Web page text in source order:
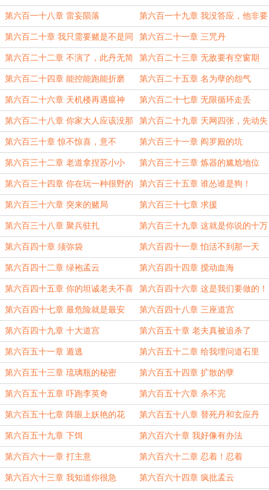
天
第六百一十八章 雷妄陨落 第六百一十九章 我没答应，他非要
第六百二十章 我只需要赌是不是同
类人
第六百二十一章 三咒丹
第六百二十二章 不演了，此丹无简
介
第六百二十三章 无敌要有空窗期
第六百二十四章 能控能跑能折磨 第六百二十五章 名为孽的怨气
第六百二十六章 天机楼再遇瘟神 第六百二十七章 无限循环走丢
第六百二十八章 你家大人应该没那
么傻
第六百二十九章 天网四张，先动失
理
第六百三十章 惊不惊喜，意不
意……
第六百三十一章 阎罗殿的坑
第六百三十二章 老道拿捏苏小小 第六百三十三章 炼器的尴尬地位
第六百三十四章 你在玩一种很野的
路子
第六百三十五章 谁怂谁是狗！
第六百三十六章 突来的赌局 第六百三十七章 求援
第六百三十八章 聚兵驻扎 第六百三十九章 这就是你说的十万
火急？
第六百四十章 须弥袋 第六百四十一章 怕活不到那一天
第六百四十二章 绿袍孟云 第六百四十四章 搅动血海
第六百四十五章 你的坦诚老夫不喜
欢
第六百四十六章 这是我们要做的！
第六百四十七章 最危险就是最安
全？
第六百四十八章 三座道宫
第六百四十九章 十大道宫 第六百五十章 老夫真被追杀了
第六百五十一章 遁逃 第六百五十二章 给我埋问道石里
第六百五十三章 琉璃瓶的秘密 第六百五十四章 扩散的孽
第六百五十五章 吓跑李英奇 第六百五十六章 杀不完
第六百五十七章 阵眼上妖艳的花 第六百五十八章 替死丹和玄应丹
第六百五十九章 下饵 第六百六十章 我好像有办法
第六百六十一章 打主意 第六百六十二章 忍着！忍着
第六百六十三章 我知道你很急 第六百六十四章 疯批孟云